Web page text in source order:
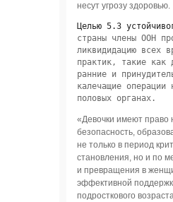
несут угрозу здоровью.
Целью 5.3
страны члены ООН
ликвидидацию всех
практик, такие как
ранние и
калечащие операции
половых органах.
«Девочки имеют право
безопасность,
не только в период
становления, но и по
и превращения в
эффективной
подросткового